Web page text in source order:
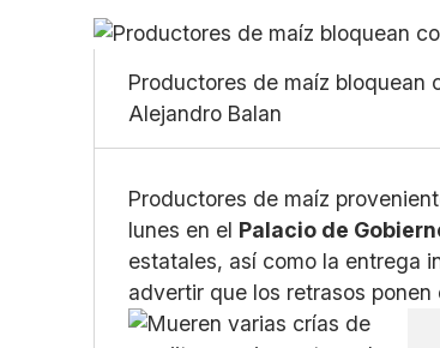
Productores de maíz bloquean
Alejandro Balan
Productores de maíz
lunes en el Palacio de
estatales, así como la entrega
advertir que los retrasos ponen